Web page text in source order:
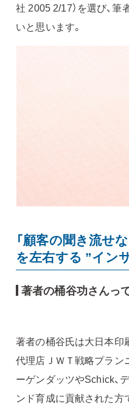
社 2005 2/17）を選び、
いと思います。
「顧客の聞き流せ
を左右する ”イン
著者の桶谷功さんっ
著者の桶谷氏は大日本印
代理店ＪＷＴ戦略プラン
ーゲンダッツやSchick、
ンド育成に貢献された方